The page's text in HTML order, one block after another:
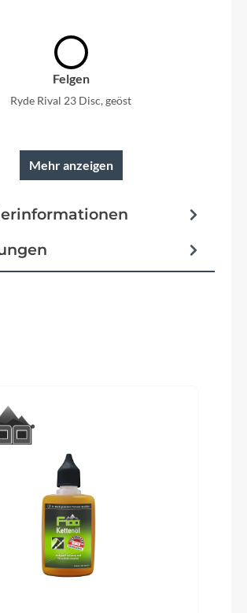
Felgen
Ryde Rival 23 Disc, geöst
Trapez
Schutzbleche
Apollo, mit Edelstahlstreben
Satori Python, einstellbar
Rahmentyp
Trapez
Modelljahr
2024
Mehr anzeigen